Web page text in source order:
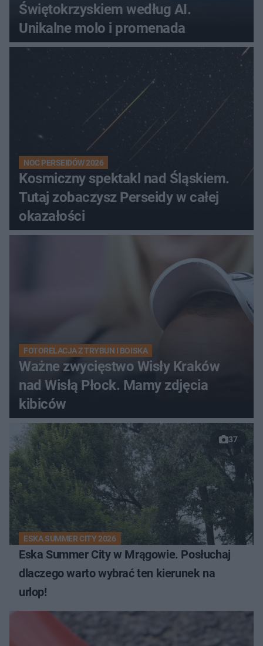
Świętokrzyskiem według AI.
Unikalne molo i promenada
NOC PERSEIDÓW 2026
Kosmiczny spektakl nad Śląskiem.
Tutaj zobaczysz Perseidy w całej
okazałości
FOTORELACJA Z TRYBUN I BOISKA
Ważne zwycięstwo Wisły Kraków
nad Wisłą Płock. Mamy zdjęcia
kibiców
37
ESKA SUMMER CITY 2026
Eska Summer City w Mrągowie. Posłuchaj
dlaczego warto wybrać ten kierunek na
urlop!